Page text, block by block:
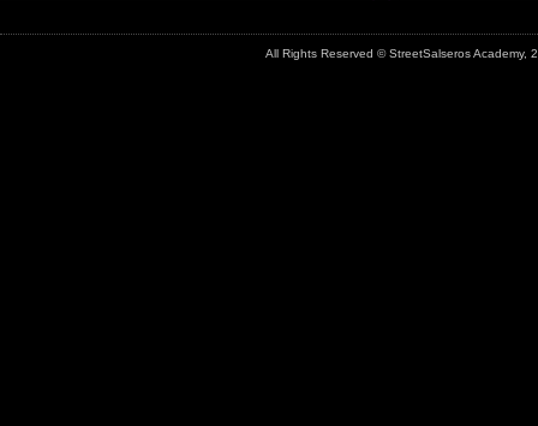
All Rights Reserved © StreetSalseros Academy,